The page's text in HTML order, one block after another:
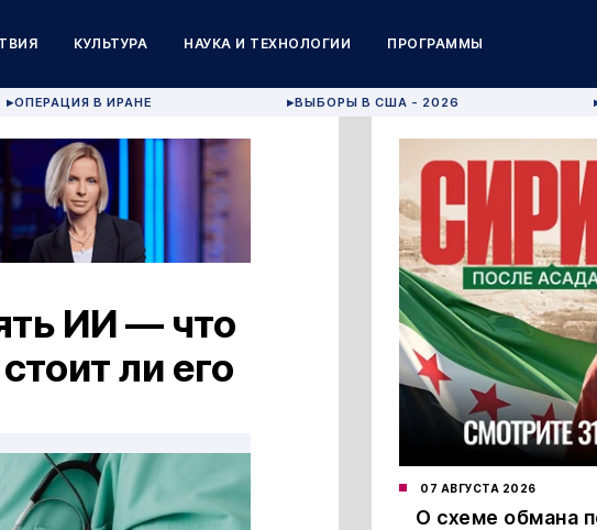
КУЛЬТУРА НАУКА И ТЕХНОЛОГИИ ПРОГРАММЫ
▶ОПЕРАЦИЯ В ИРАНЕ ▶ВЫБОРЫ В США - 2026
ИИ — что
ли его
07 АВГУСТА 2026
О схеме обмана